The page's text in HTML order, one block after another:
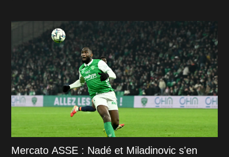
Mercato ASSE : Nadé et Miladinovic s'en